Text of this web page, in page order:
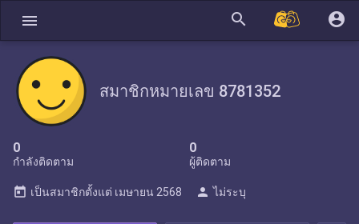
menu search account_circle
สมาชิกหมายเลข 8781352
0
กำลังติดตาม
0
ผู้ติดตาม
today เป็นสมาชิกตั้งแต่ เมษายน 2568 person ไม่ระบุ